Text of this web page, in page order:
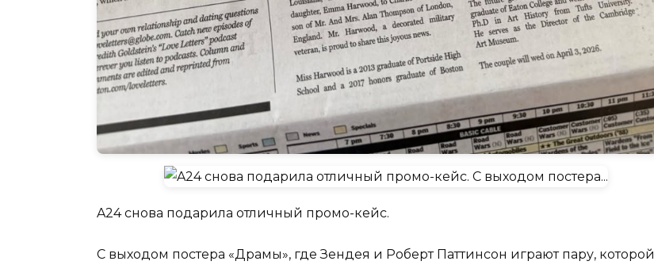
A24 снова подарила отличный промо-кейс.
С выходом постера «Драмы», где Зендея и Роберт Паттинсон играют пару, которой